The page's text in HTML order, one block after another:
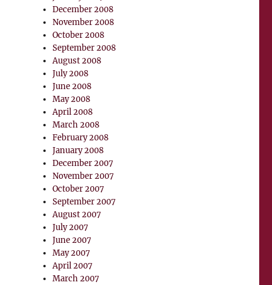
December 2008
November 2008
October 2008
September 2008
August 2008
July 2008
June 2008
May 2008
April 2008
March 2008
February 2008
January 2008
December 2007
November 2007
October 2007
September 2007
August 2007
July 2007
June 2007
May 2007
April 2007
March 2007